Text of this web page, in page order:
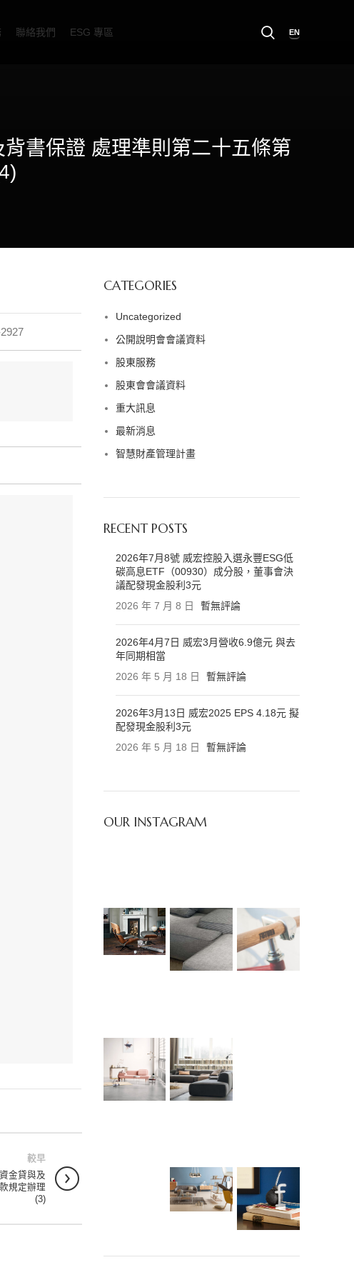
聯絡我們 ESG 專區 EN
書保證 處理準則第二十五條第
較早
金貸與及
規定辦理
(3)
CATEGORIES
Uncategorized
公開說明會會議資料
股東服務
股東會會議資料
重大訊息
最新消息
智慧財產管理計畫
RECENT POSTS
2026年7月8號 威宏控股入選永豐ESG低
碳高息ETF（00930）成分股，董事會決
議配發現金股利3元
2026 年 7 月 8 日
暫無評論
2026年4月7日 威宏3月營收6.9億元 與去
年同期相當
2026 年 5 月 18 日
暫無評論
2026年3月13日 威宏2025 EPS 4.18元 擬
配發現金股利3元
2026 年 5 月 18 日
暫無評論
OUR INSTAGRAM